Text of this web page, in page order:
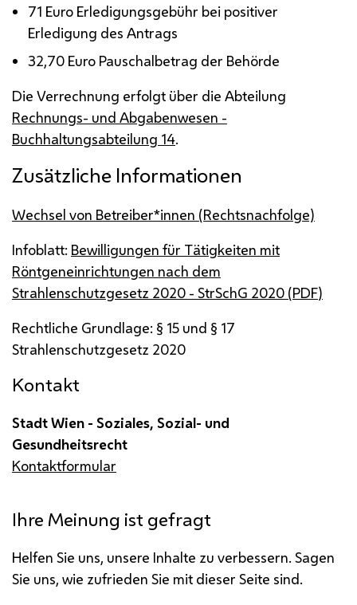
71 Euro Erledigungsgebühr bei positiver
Erledigung des Antrags
32,70 Euro Pauschalbetrag der Behörde
Die Verrechnung erfolgt über die Abteilung
Rechnungs- und Abgabenwesen -
Buchhaltungsabteilung 14.
Zusätzliche Informationen
Wechsel von Betreiber*innen (Rechtsnachfolge)
Infoblatt: Bewilligungen für Tätigkeiten mit
Röntgeneinrichtungen nach dem
Strahlenschutzgesetz 2020 - StrSchG 2020 (PDF)
Rechtliche Grundlage: § 15 und § 17
Strahlenschutzgesetz 2020
Kontakt
Stadt Wien - Soziales, Sozial- und
Gesundheitsrecht
Kontaktformular
Ihre Meinung ist gefragt
Helfen Sie uns, unsere Inhalte zu verbessern. Sagen
Sie uns, wie zufrieden Sie mit dieser Seite sind.